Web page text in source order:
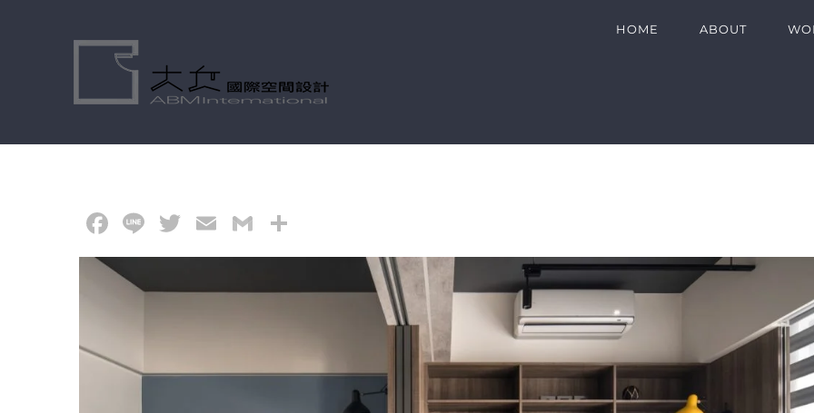
HOME ABOUT
Facebook
LineTwitter
EmailGmail
享